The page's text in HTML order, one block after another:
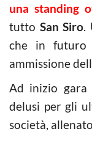
una standing
tutto San Siro.
che in futuro
ammissione
Ad inizio gara
delusi per gli
società,